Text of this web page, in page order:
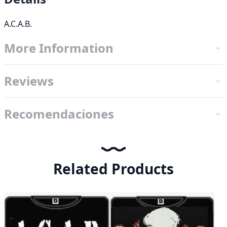
A.C.A.B.
More Information
Reviews
Recomendaciones
Related Products